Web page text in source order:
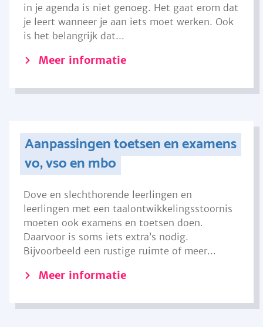
in je agenda is niet genoeg. Het gaat erom dat
je leert wanneer je aan iets moet werken. Ook
is het belangrijk dat...
Meer informatie
Aanpassingen toetsen en examens
vo, vso en mbo
Dove en slechthorende leerlingen en
leerlingen met een taalontwikkelingsstoornis
moeten ook examens en toetsen doen.
Daarvoor is soms iets extra’s nodig.
Bijvoorbeeld een rustige ruimte of meer...
Meer informatie